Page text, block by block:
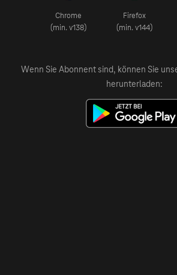
Chrome
(min. v138)
Firefox
(min. v144)
Wenn Sie Abonnent sind, können Sie
herunterladen: